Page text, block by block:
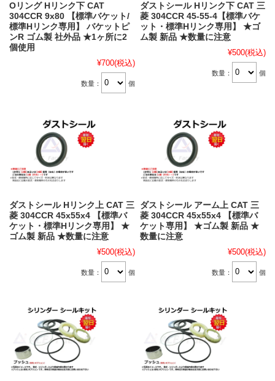
Oリング Hリンク下 CAT
304CCR 9x80 【標準バケット/
標準Hリンク専用】 バケットピ
ンR ゴム製 社外品 ★1ヶ所に2
個使用
¥700(税込)
数量： 個
ダストシール Hリンク下 CAT 三
菱 304CCR 45-55-4【標準バケ
ット・標準Hリンク専用】 ★ゴ
ム製 新品 ★数量に注意
¥500(税込)
数量： 個
ダストシール Hリンク上 CAT 三
菱 304CCR 45x55x4 【標準バ
ケット・標準Hリンク専用】 ★
ゴム製 新品 ★数量に注意
¥500(税込)
数量： 個
ダストシール アーム上 CAT 三
菱 304CCR 45x55x4 【標準バ
ケット専用】 ★ゴム製 新品 ★
数量に注意
¥500(税込)
数量： 個